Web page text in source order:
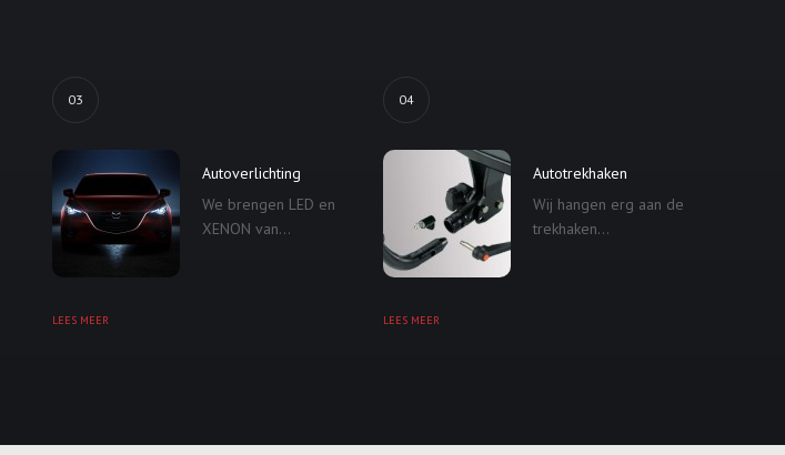
03
Autoverlichting
We brengen LED en
XENON van...
LEES MEER
04
Autotrekhaken
Wij hangen erg aan de
trekhaken...
LEES MEER